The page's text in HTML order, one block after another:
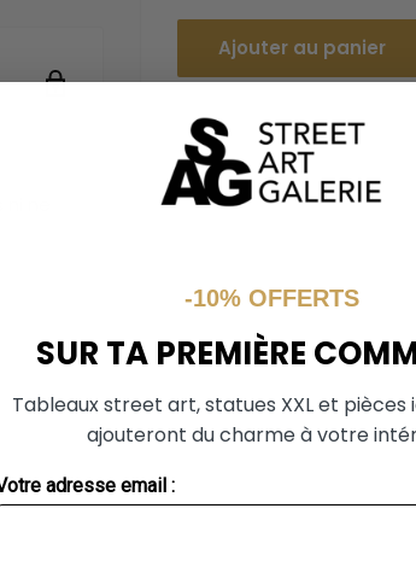
Ajouter au panier
ne
-10% OFFERTS
SUR TA PREMIÈRE
Tableaux street art, statues XXL et pièces
ajouteront du charme à votre
adresse email :